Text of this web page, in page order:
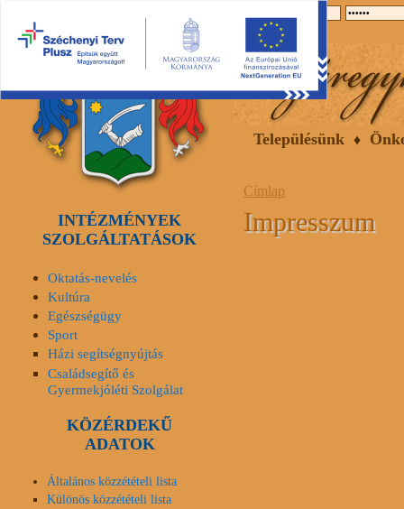
Településünk
Címlap
Impresszum
INTÉZMÉNYEK
SZOLGÁLTATÁSOK
Oktatás-nevelés
Kultúra
Egészségügy
Sport
Házi segítségnyújtás
Családsegítő és
Gyermekjóléti Szolgálat
KÖZÉRDEKŰ
ADATOK
Általános közzétételi lista
Különös közzétételi lista